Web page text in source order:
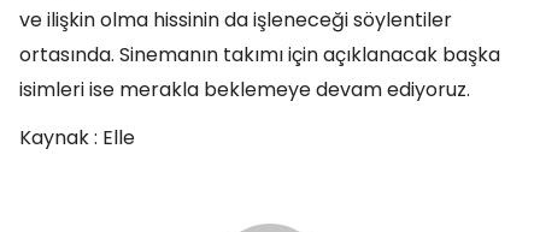
ve ilişkin olma hissinin da işleneceği söylentiler
ortasında. Sinemanın takımı için açıklanacak başka
isimleri ise merakla beklemeye devam ediyoruz.
Kaynak : Elle